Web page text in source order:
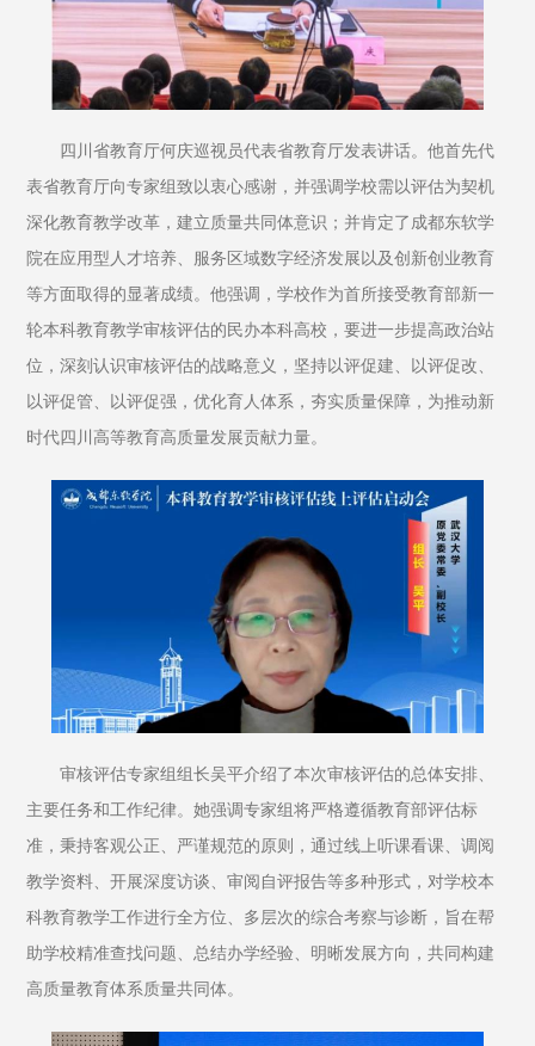
四川省教育厅何庆巡视员代表省教育厅发表讲话。他首先代
表省教育厅向专家组致以衷心感谢，并强调学校需以评估为契机
深化教育教学改革，建立质量共同体意识；并肯定了成都东软学
院在应用型人才培养、服务区域数字经济发展以及创新创业教育
等方面取得的显著成绩。他强调，学校作为首所接受教育部新一
轮本科教育教学审核评估的民办本科高校，要进一步提高政治站
位，深刻认识审核评估的战略意义，坚持以评促建、以评促改、
以评促管、以评促强，优化育人体系，夯实质量保障，为推动新
时代四川高等教育高质量发展贡献力量。
审核评估专家组组长吴平介绍了本次审核评估的总体安排、
主要任务和工作纪律。她强调专家组将严格遵循教育部评估标
准，秉持客观公正、严谨规范的原则，通过线上听课看课、调阅
教学资料、开展深度访谈、审阅自评报告等多种形式，对学校本
科教育教学工作进行全方位、多层次的综合考察与诊断，旨在帮
助学校精准查找问题、总结办学经验、明晰发展方向，共同构建
高质量教育体系质量共同体。